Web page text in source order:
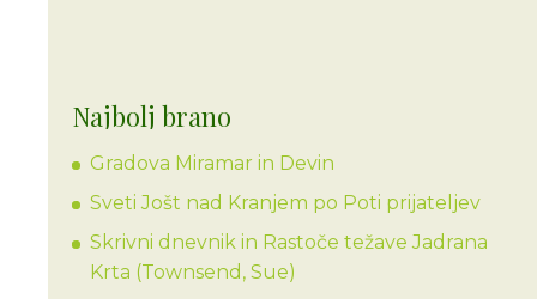
Najbolj brano
Gradova Miramar in Devin
Sveti Jošt nad Kranjem po Poti prijateljev
Skrivni dnevnik in Rastoče težave Jadrana
Krta (Townsend, Sue)